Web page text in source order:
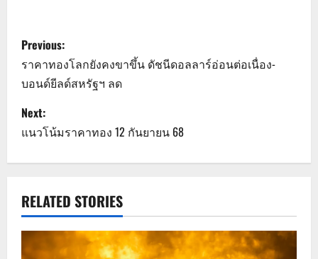
P
o
s
t
n
a
v
i
Previous:
ราคาทองโลกยังคงขาขึ้น ดัชนีดอลลาร์อ่อนต่อเนื่อง-
บอนด์ยีลด์สหรัฐฯ ลด
Next:
แนวโน้มราคาทอง 12 กันยายน 68
RELATED STORIES